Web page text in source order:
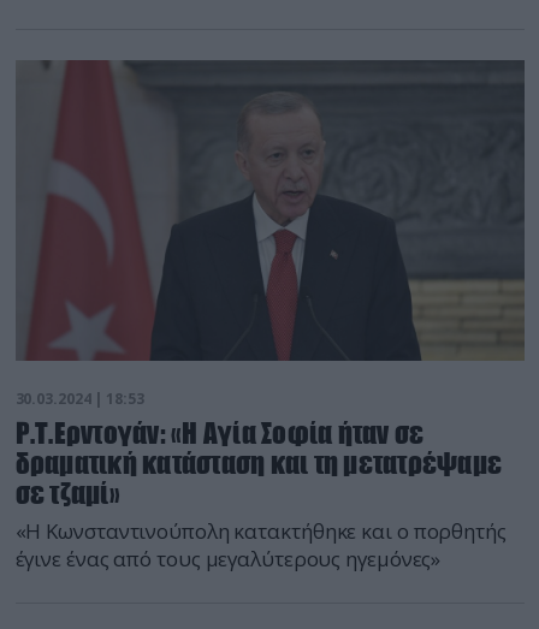
30.03.2024 | 18:53
Ρ.Τ.Ερντογάν: «Η Αγία Σοφία ήταν σε
δραματική κατάσταση και τη μετατρέψαμε
σε τζαμί»
«Η Κωνσταντινούπολη κατακτήθηκε και ο πορθητής
έγινε ένας από τους μεγαλύτερους ηγεμόνες»